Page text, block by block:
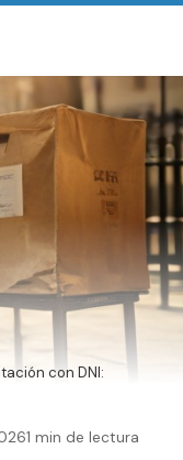
con DNI:
1 min de lectura